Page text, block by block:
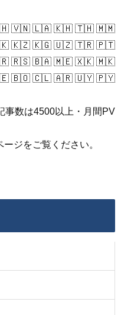
🇻🇳 🇱🇦 🇰🇭 🇹🇭 🇲🇲
🇰🇿 🇰🇬 🇺🇿 🇹🇷 🇵🇹
🇷🇸 🇧🇦 🇲🇪 🇽🇰 🇲🇰
🇧🇴 🇨🇱 🇦🇷 🇺🇾 🇵🇾
事数は4500以上・月間PV
ジをご覧ください。